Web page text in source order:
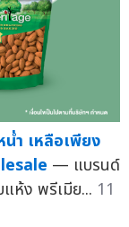
ำ เหลือเพียง
— แบรนด์
ห้ง พรีเมีย... 11